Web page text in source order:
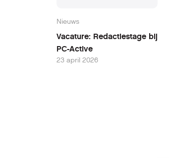
Nieuws
Vacature: Redactiestage bij
PC-Active
23 april 2026